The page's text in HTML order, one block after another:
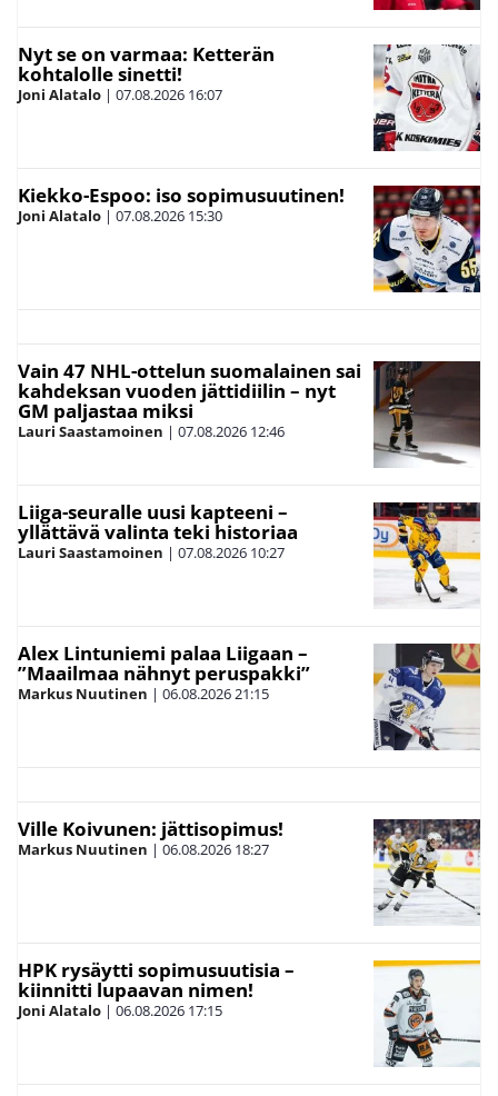
Nyt se on varmaa: Ketterän
kohtalolle sinetti!
Joni Alatalo | 07.08.2026 16:07
Kiekko-Espoo: iso sopimusuutinen!
Joni Alatalo | 07.08.2026 15:30
Vain 47 NHL-ottelun suomalainen sai
kahdeksan vuoden jättidiilin – nyt
GM paljastaa miksi
Lauri Saastamoinen | 07.08.2026 12:46
Liiga-seuralle uusi kapteeni –
yllättävä valinta teki historiaa
Lauri Saastamoinen | 07.08.2026 10:27
Alex Lintuniemi palaa Liigaan –
”Maailmaa nähnyt peruspakki”
Markus Nuutinen | 06.08.202621:15
Ville Koivunen: jättisopimus!
Markus Nuutinen | 06.08.2026 18:27
HPK rysäytti sopimusuutisia –
kiinnitti lupaavan nimen!
Joni Alatalo | 06.08.2026 17:15